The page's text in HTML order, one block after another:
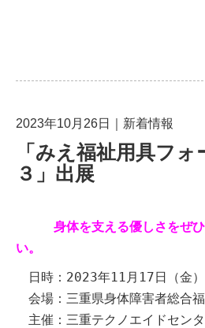
2023年10月26日 新着情報
「みえ福祉用具フォ
３」出展
身体を支える優しさをぜ
い。
日時：2023年11月17日（金
会場：三重県身体障害者総合
主催：三重テクノエイドセン